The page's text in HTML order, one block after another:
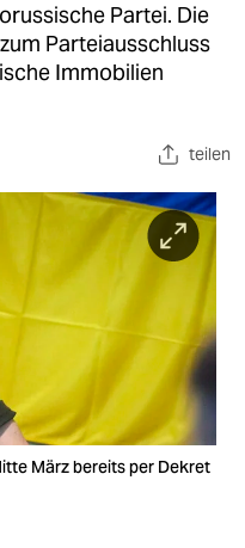
Partei. Die
Parteiausschluss
Immobilien
teilen
März bereits per Dekret